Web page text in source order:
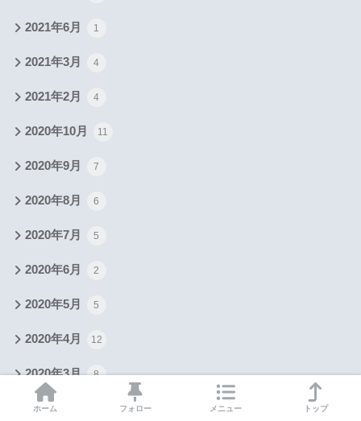
2021年6月 1
2021年3月 4
2021年2月 4
2020年10月 11
2020年9月 7
2020年8月 6
2020年7月 5
2020年6月 2
2020年5月 5
2020年4月 12
2020年3月 8
2020年2月
ホーム フォロー メニュー トップ